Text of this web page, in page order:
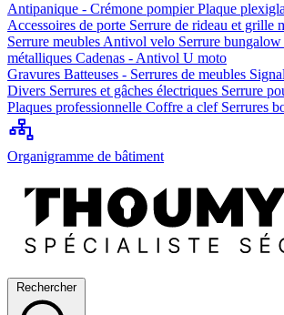
Antipanique - Crémone pompierPlaque
Accessoires de porte Serrure de rideau et grille
Serrure meubles Antivol velo Serrure bungalow
métalliques Cadenas - Antivol U moto
Gravures Batteuses - Serrures de meubles
Divers Serrures et gâches électriques Serrure
Plaques professionnelle Coffre a clef Serrures
Organigramme de bâtiment
Rechercher